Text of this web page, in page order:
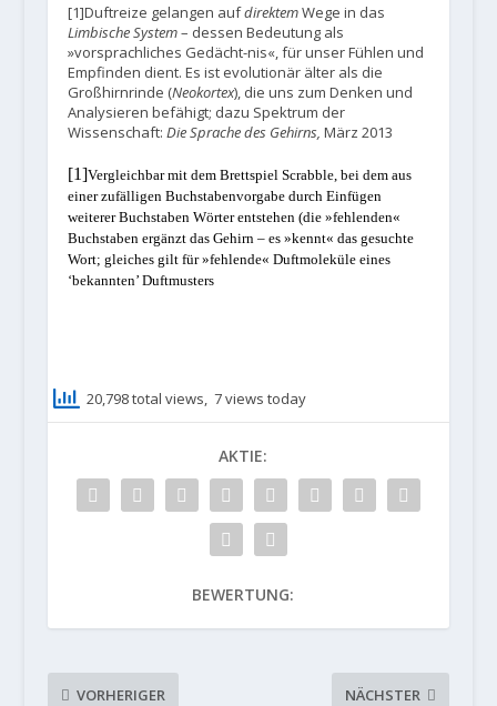
[1]Duftreize gelangen aufdirektemWege in das
Limbische System– dessen Bedeutung als
»vorsprachliches Gedächt-nis«, für unser Fühlen und
Empfinden dient. Es ist evolutionär älter als die
Großhirnrinde (Neokortex), die uns zum Denken und
Analysieren befähigt; dazu Spektrum der
Wissenschaft: Die Sprache des Gehirns, März 2013
[1]Vergleichbar mit dem Brettspiel Scrabble, bei dem aus
einer zufälligen Buchstabenvorgabe durch Einfügen
weiterer Buchstaben Wörter entstehen (die »fehlenden«
Buchstaben ergänzt das Gehirn – es »kennt« das gesuchte
Wort; gleiches gilt für »fehlende« Duftmoleküle eines
‘bekannten’ Duftmusters
20,798 total views, 7 views today
AKTIE:
BEWERTUNG:
VORHERIGER NÄCHSTER